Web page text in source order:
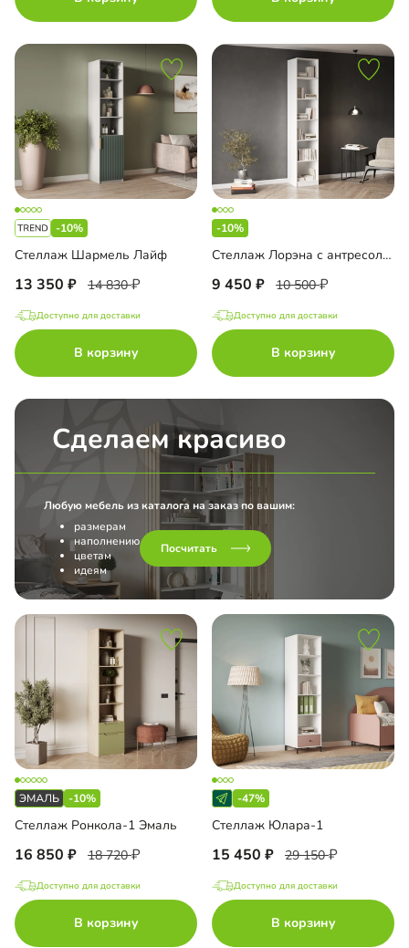
-10%
Стеллаж Шармель Лайф
13 350 14 830
Доступно для доставки
В корзину
-10%
Стеллаж Лорэна с антресолью
9 450 10 500
Доступно для доставки
В корзину
Сделаем красиво
Любую мебель из каталога на заказ по вашим:
размерам
наполнению
цветам
идеям
Посчитать
-10%
Стеллаж Ронкола-1 Эмаль
16 850 18 720
Доступно для доставки
В корзину
-47%
Стеллаж Юлара-1
15 450 29 150
Доступно для доставки
В корзину